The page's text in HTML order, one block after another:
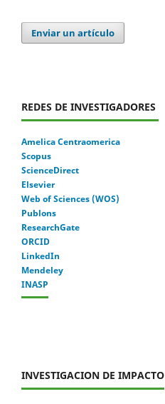
Enviar un artículo
REDES DE INVESTIGADORES
Amelica Centraomerica
Scopus
ScienceDirect
Elsevier
Web of Sciences (WOS)
Publons
ResearchGate
ORCID
LinkedIn
Mendeley
INASP
INVESTIGACION DE IMPACTO